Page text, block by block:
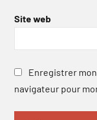
Site web
Enregistrer
navigateur pour